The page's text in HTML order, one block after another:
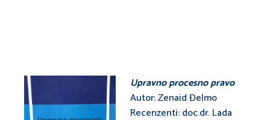
Upravno procesno pravo
Autor: Zenaid Đelmo
Recenzenti: doc.dr. Lada